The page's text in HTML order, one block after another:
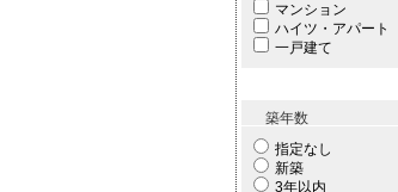
マンション
ハイツ・アパート
一戸建て
築年数
指定なし
新築
3年以内